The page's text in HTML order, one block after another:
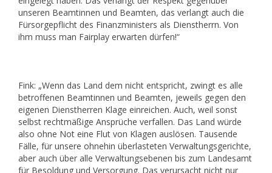
unseren Beamtinnen und Beamten, das verlangt auch die
Fürsorgepflicht des Finanzministers als Dienstherrn. Von
ihm muss man Fairplay erwarten dürfen!“
Fink: „Wenn das Land dem nicht entspricht, zwingt es alle
betroffenen Beamtinnen und Beamten, jeweils gegen den
eigenen Dienstherren Klage einreichen. Auch, weil sonst
selbst rechtmäßige Ansprüche verfallen. Das Land würde
also ohne Not eine Flut von Klagen auslösen. Tausende
Fälle, für unsere ohnehin überlasteten Verwaltungsgerichte,
aber auch über alle Verwaltungsebenen bis zum Landesamt
für Besoldung und Versorgung. Das verursacht nicht nur